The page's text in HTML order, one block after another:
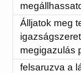
Álljatok meg
megigazulás
felsaruzva a